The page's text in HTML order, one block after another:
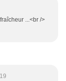
...<br />